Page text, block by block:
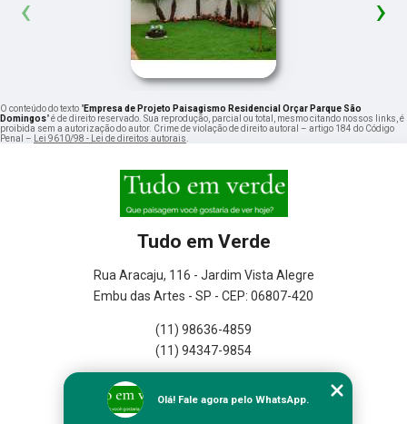
‹ ›
O conteúdo do texto "Empresa de Projeto Paisagismo Residencial Orçar Parque São
Domingos" é de direito reservado. Sua reprodução, parcial ou total, mesmo citando nossos links, é
proibida sem a autorização do autor. Crime de violação de direito autoral – artigo 184 do Código
Penal – Lei 9610/98 - Lei de direitos autorais.
Tudo em Verde
Rua Aracaju, 116 - Jardim Vista Alegre
Embu das Artes - SP - CEP: 06807-420
(11) 98636-4859
(11) 94347-9854
Empresa
Olá! Fale agora pelo WhatsApp.